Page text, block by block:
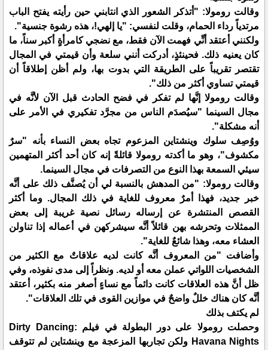
وقالت رومولا: "أتذكر الشعور الذي انتابني حين رأيته يفتح الباب
مرتدياً رداء الحمام، وقلت لنفسي: "يا إلهي!، هذه رشوة جنسية".
ولكنني أعتقد أنِّي فهمت الآن فقط، مع نضجي كامرأةٍ أكبر سناً، ما
كان يعنيه ذلك. فحينئذٍ، أدركت أنني سلعة وأن قيمتي في المجال
تقتصر تقريباً على الطريقة التي بدوت بها، ولم أظن إطلاقاً أن
قيمتي تساوي أكثر من ذلك".
وقالت رومولا إنَّها لم تفكر في فضح الحادث قبل الآن لأنَّه في
مجال السينما "سيُصدَم الناس من مجرَّد تفكيري في الأمر على
أنه مشكلة".
ووُصِف سلوك وينشتاين المزعوم تجاه بعض النساء بأنه "سرٌ
مكشوف"، وهو ما أكدته رومولا قائلةً إنه كان أحد أكثر المتهمين
سيئي السمعة بهذا النوع من التصرفات في مجال السينما.
وقالت رومولا: "من المدهش بالنسبة لي أن يُصنَّف ذلك على أنَّه
خبر جديد، فهذا أمرٌ معروف للغاية في ذلك المجال. وما أكثر
القصص المنتشرة عن إرساله رسائل نصية غريبة إلى بعض
الممثلات وتحرشه بهن قائلاً أنَّه سيشركهن في أعماله إذا تناولن
العشاء معه، وهذا شائعٌ للغاية".
وأضافت "من المعروف أنَّه كانت لديه علاقاتٌ مع الكثير من
الشخصيات اللواتي عملن معه أو لديه. ونظراً إلى مدى نفوذه، وفي
ظل أنَّ هذه العلاقات كانت دائماً مع نساءٍ أصغر منه بكثير، أعتقد
أنَّه كان هناك خللٌ واضحٌ في موازين القوى في تلك العلاقات".
لم يكتف بذلك
وحصلت رومولا على دور البطولة في فيلم Dirty Dancing:
Havana Nights ولكن تجاربها المزعجة مع وينشتاين لم تتوقف